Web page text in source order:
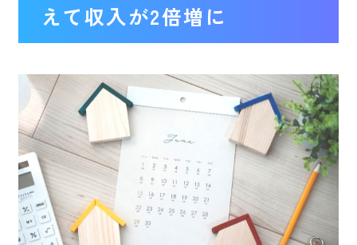
えて収入が2倍増に